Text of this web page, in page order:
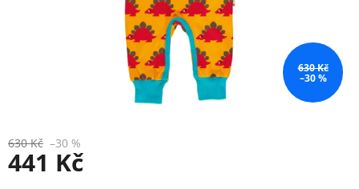
630 Kč
–30 %
630 Kč –30 %
441 Kč